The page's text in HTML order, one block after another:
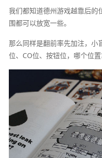
我们都知道德州游戏越靠后的
围都可以放宽一些。
那么同样是翻前率先加注，小
位、CO位、按钮位，哪个位